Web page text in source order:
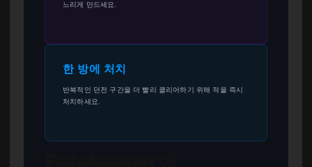
느리게 만드세요.
한 방에 처치
반복적인 던전 구간을 더 빨리 클리어하기 위해 적을 즉시
처치하세요.